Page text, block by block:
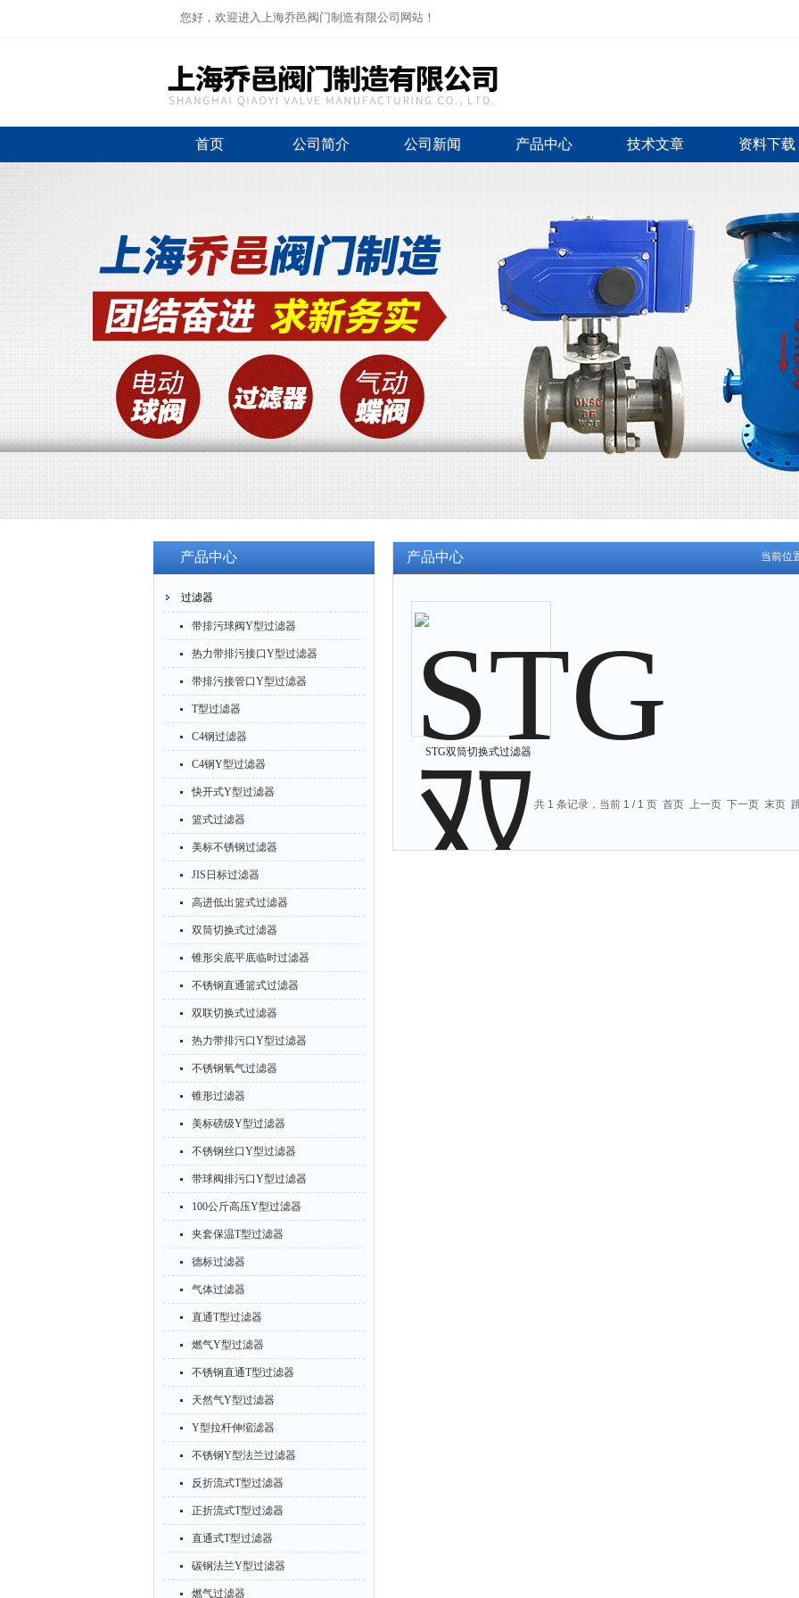
您好，欢迎进入上海乔邑阀门制造有限公司网站！
首页 公司简介 公司新闻 产品中心 技术文章 资料下载
产品中心
过滤器
带排污球阀Y型过滤器
热力带排污接口Y型过滤器
带排污接管口Y型过滤器
T型过滤器
C4钢过滤器
C4钢Y型过滤器
快开式Y型过滤器
篮式过滤器
美标不锈钢过滤器
JIS日标过滤器
高进低出篮式过滤器
双筒切换式过滤器
锥形尖底平底临时过滤器
不锈钢直通篮式过滤器
双联切换式过滤器
热力带排污口Y型过滤器
不锈钢氧气过滤器
锥形过滤器
美标磅级Y型过滤器
不锈钢丝口Y型过滤器
带球阀排污口Y型过滤器
100公斤高压Y型过滤器
夹套保温T型过滤器
德标过滤器
气体过滤器
直通T型过滤器
燃气Y型过滤器
不锈钢直通T型过滤器
天然气Y型过滤器
Y型拉杆伸缩滤器
不锈钢Y型法兰过滤器
反折流式T型过滤器
正折流式T型过滤器
直通式T型过滤器
碳钢法兰Y型过滤器
燃气过滤器
当前位
产品中心
STG双筒切换式过滤器
共 1 条记录，当前 1 / 1 页 首页 上一页 下一页 末页